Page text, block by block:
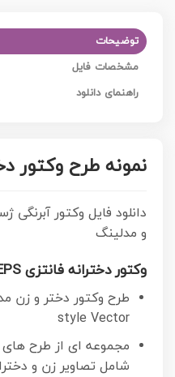
توضیحات
مشخصات فایل
راهنمای دانلود
نمونه طرح وکتور
دانلود فایل وکتور
و مدلینگ
وکتور دخترانه فانتزی EPS لایه باز
style Vector
مجموعه ای از طرح
شامل تصاویر زن و